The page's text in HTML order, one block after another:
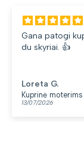
Gana patogi
du skyriai. 👍
Loreta G.
Kuprinė
13/07/2026